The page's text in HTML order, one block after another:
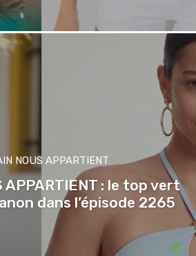
NOUS APPARTIENT
APPARTIENT : le top vert
dans l’épisode 2265